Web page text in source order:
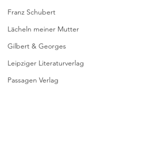
Franz Schubert
Lächeln meiner Mutter
Gilbert & Georges
Leipziger Literaturverlag
Passagen Verlag